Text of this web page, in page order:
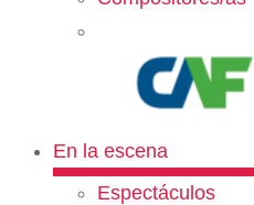
En la escena
Espectáculos